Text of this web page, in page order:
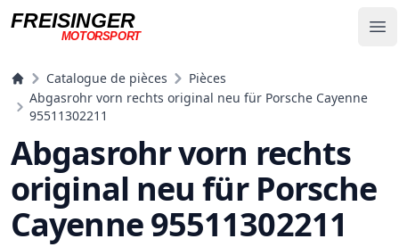
FREISINGER
MOTORSPORT
Catalogue de pièces
Pièces
Abgasrohr vorn rechts original neu für Porsche Cayenne
95511302211
Abgasrohr vorn rechts
original neu für Porsche
Cayenne 95511302211